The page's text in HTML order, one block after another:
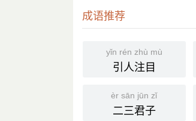
成语推荐
yǐn rén zhù mù
引人注目
èr sān jūn zǐ
二三君子